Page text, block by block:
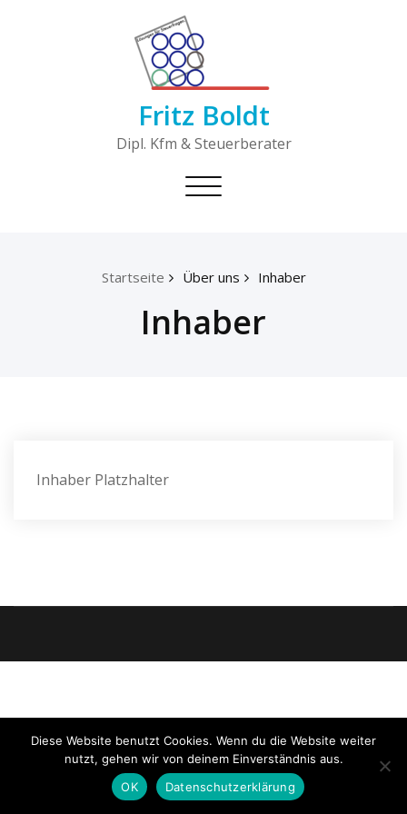
Fritz Boldt
Dipl. Kfm & Steuerberater
Toggle
Startseite Über uns Inhaber
Inhaber
Inhaber Platzhalter
Diese Website benutzt Cookies. Wenn du die Website weiter
nutzt, gehen wir von deinem Einverständnis aus.
OK
Datenschutzerklärung